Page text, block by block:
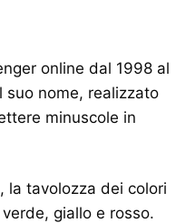
online dal 1998 al
nome, realizzato
minuscole in
la tavolozza dei colori
giallo e rosso.